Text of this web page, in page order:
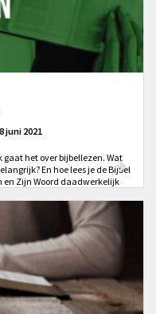
juni 2021
het over bijbellezen. Wat
En hoe lees je de Bijbel
en Zijn Woord daadwerkelijk